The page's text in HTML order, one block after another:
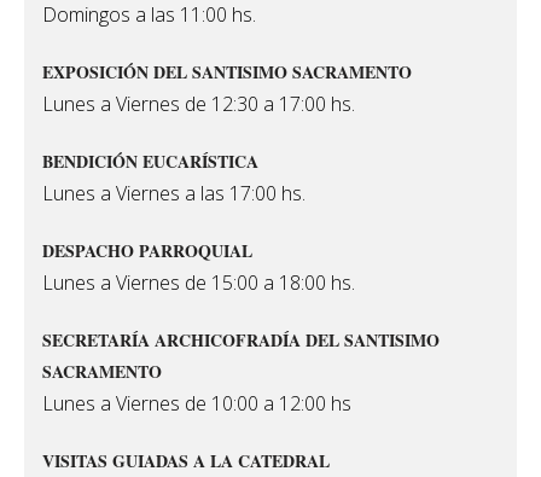
Domingos a las 11:00 hs.
EXPOSICIÓN DEL SANTISIMO SACRAMENTO
Lunes a Viernes de 12:30 a 17:00 hs.
BENDICIÓN EUCARÍSTICA
Lunes a Viernes a las 17:00 hs.
DESPACHO PARROQUIAL
Lunes a Viernes de 15:00 a 18:00 hs.
SECRETARÍA ARCHICOFRADÍA DEL SANTISIMO
SACRAMENTO
Lunes a Viernes de 10:00 a 12:00 hs
VISITAS GUIADAS A LA CATEDRAL